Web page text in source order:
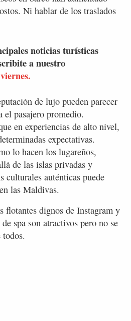
Ni hablar de los traslados
noticias turísticas
a nuestro
de lujo pueden parecer
el pasajero promedio.
en experiencias de alto nivel,
expectativas.
lo hacen los lugareños,
de las islas privadas y
culturales auténticas puede
las Maldivas.
flotantes dignos de Instagram y
spa son atractivos pero no se
todos.